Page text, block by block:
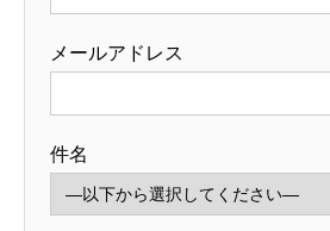
メールアドレス
件名